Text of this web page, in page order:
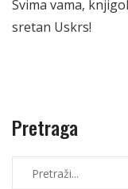
Svima vama,
sretan Uskrs!
Pretraga